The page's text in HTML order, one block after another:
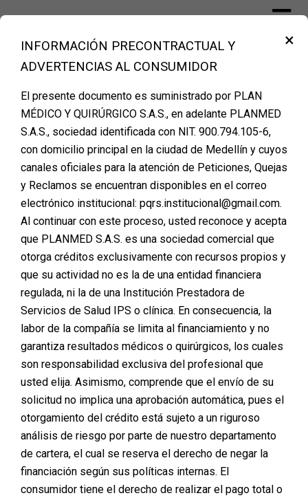
contentFinanciación Cirugía Plástica Medellín –
PLANMED
Agenda tu cita de
valoración
×
INFORMACIÓN PRECONTRACTUAL Y
ADVERTENCIAS AL CONSUMIDOR
El presente documento es suministrado por PLAN
MÉDICO Y QUIRÚRGICO S.A.S., en adelante PLANMED
S.A.S., sociedad identificada con NIT. 900.794.105-6,
con domicilio principal en la ciudad de Medellín y cuyos
canales oficiales para la atención de Peticiones, Quejas
y Reclamos se encuentran disponibles en el correo
electrónico institucional: pqrs.institucional@gmail.com.
Al continuar con este proceso, usted reconoce y acepta
que PLANMED S.A.S. es una sociedad comercial que
otorga créditos exclusivamente con recursos propios y
que su actividad no es la de una entidad financiera
regulada, ni la de una Institución Prestadora de
Servicios de Salud IPS o clínica. En consecuencia, la
labor de la compañía se limita al financiamiento y no
garantiza resultados médicos o quirúrgicos, los cuales
son responsabilidad exclusiva del profesional que
usted elija. Asimismo, comprende que el envío de su
solicitud no implica una aprobación automática, pues el
otorgamiento del crédito está sujeto a un riguroso
análisis de riesgo por parte de nuestro departamento
de cartera, el cual se reserva el derecho de negar la
financiación según sus políticas internas. El
consumidor tiene el derecho de realizar el pago total o